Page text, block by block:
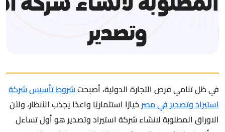
في ظل تنامي فرص التجارة الدولية، أصبحتشروط تأسيس شركة
استيراد وتصدير في مصر خيارًا استثماريًا واعدًا يجذب الأنظار، ولأن
الاوراق المطلوبة لانشاء شركة استيراد وتصدير هو أول تساءل